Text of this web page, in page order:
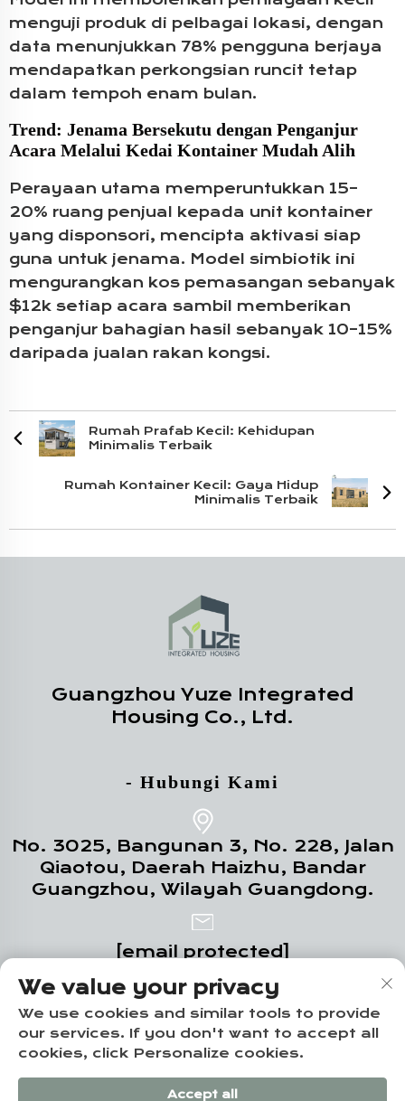
menguji produk di pelbagai lokasi, dengan
data menunjukkan 78% pengguna berjaya
mendapatkan perkongsian runcit tetap
dalam tempoh enam bulan.
Trend: Jenama Bersekutu dengan Penganjur
Acara Melalui Kedai Kontainer Mudah Alih
Perayaan utama memperuntukkan 15–
20% ruang penjual kepada unit kontainer
yang disponsori, mencipta aktivasi siap
guna untuk jenama. Model simbiotik ini
mengurangkan kos pemasangan sebanyak
$12k setiap acara sambil memberikan
penganjur bahagian hasil sebanyak 10–15%
daripada jualan rakan kongsi.
Rumah Prafab Kecil: Kehidupan
Minimalis Terbaik
Rumah Kontainer Kecil: Gaya Hidup
Minimalis Terbaik
Guangzhou Yuze Integrated
Housing Co., Ltd.
- Hubungi Kami
No. 3025, Bangunan 3, No. 228, Jalan
Qiaotou, Daerah Haizhu, Bandar
Guangzhou, Wilayah Guangdong.
[email protected]
+86-18102719517
Hak Cipta © Guangzhou Yuze Integrated
We value your privacy
We use cookies and similar tools to provide
our services. If you don't want to accept all
cookies, click Personalize cookies.
Accept all